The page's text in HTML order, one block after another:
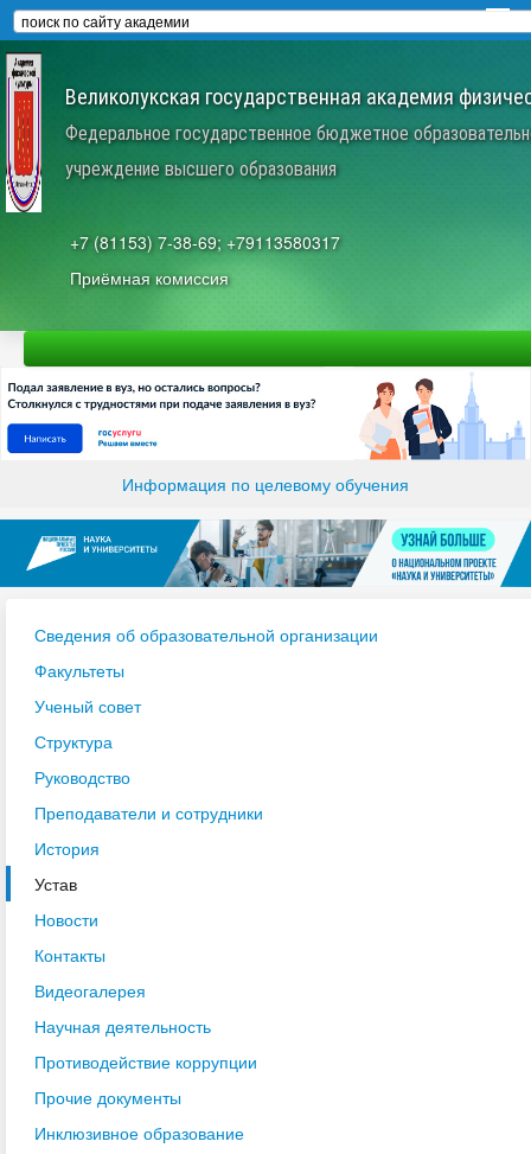
Великолукская государственная академия
Федеральное государственное бюджетное
учреждение высшего образования
+7 (81153) 7-38-69; +79113580317
Приёмная комиссия
Информация по целевому обучения
Сведения об образовательной организации
Факультеты
Ученый совет
Структура
Руководство
Преподаватели и сотрудники
История
Устав
Новости
Контакты
Видеогалерея
Научная деятельность
Противодействие коррупции
Прочие документы
Инклюзивное образование